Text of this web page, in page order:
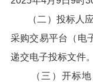
（二）投标人
采购交易平台（电
递交电子投标文件。
（三）开标